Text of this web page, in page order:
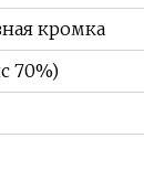
кромка
70%)